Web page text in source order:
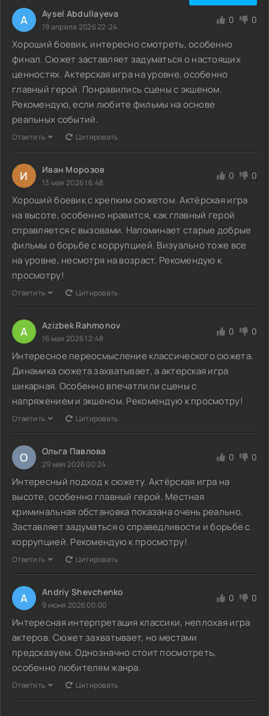
A Aysel Abdullayeva
19 апреля 2026 22:24
0 0
Хороший боевик, интересно смотреть, особенно
финал. Сюжет заставляет задуматься о настоящих
ценностях. Актерская игра на уровне, особенно
главный герой. Понравились сцены с экшеном.
Рекомендую, если любите фильмы на основе
реальных событий.
Ответить Цитировать
И Иван Морозов
13 мая 2026 16:48
0 0
Хороший боевик с крепким сюжетом. Актёрская игра
на высоте, особенно нравится, как главный герой
справляется с вызовами. Напоминает старые добрые
фильмы о борьбе с коррупцией. Визуально тоже все
на уровне, несмотря на возраст. Рекомендую к
просмотру!
Ответить Цитировать
A Azizbek Rahmonov
16 мая 2026 12:48
0 0
Интересное переосмысление классического сюжета.
Динамика сюжета захватывает, а актерская игра
шикарная. Особенно впечатлили сцены с
напряжением и экшеном. Рекомендую к просмотру!
Ответить Цитировать
О Ольга Павлова
29 мая 2026 00:24
0 0
Интересный подход к сюжету. Актёрская игра на
высоте, особенно главный герой. Местная
криминальная обстановка показана очень реально.
Заставляет задуматься о справедливости и борьбе с
коррупцией. Рекомендую к просмотру!
Ответить Цитировать
A Andriy Shevchenko
9 июня 2026 00:00
0 0
Интересная интерпретация классики, неплохая игра
актеров. Сюжет захватывает, но местами
предсказуем. Однозначно стоит посмотреть,
особенно любителям жанра.
Ответить Цитировать